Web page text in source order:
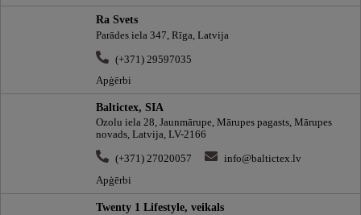
Ra Svets
Parādes iela 347, Rīga, Latvija
(+371) 29597035
Apģērbi
Baltictex, SIA
Ozolu iela 28, Jaunmārupe, Mārupes pagasts, Mārupes
novads, Latvija, LV-2166
(+371) 27020057
info@baltictex.lv
Apģērbi
Twenty 1 Lifestyle, veikals